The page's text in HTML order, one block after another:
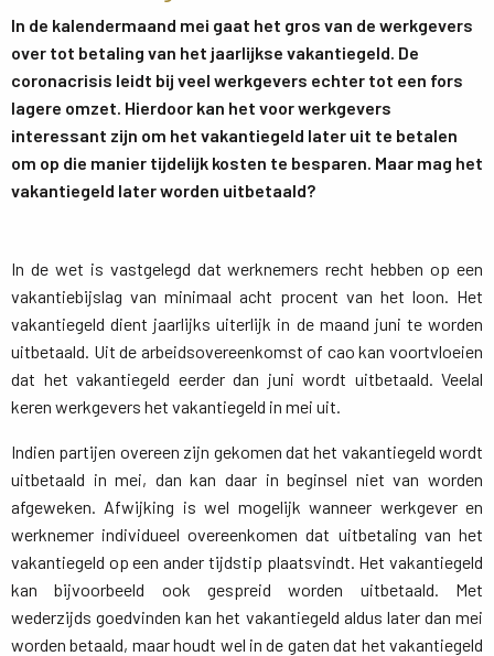
In de kalendermaand mei gaat het gros van de werkgevers
over tot betaling van het jaarlijkse vakantiegeld. De
coronacrisis leidt bij veel werkgevers echter tot een fors
lagere omzet. Hierdoor kan het voor werkgevers
interessant zijn om het vakantiegeld later uit te betalen
om op die manier tijdelijk kosten te besparen. Maar mag het
vakantiegeld later worden uitbetaald?
In de wet is vastgelegd dat werknemers recht hebben op een
vakantiebijslag van minimaal acht procent van het loon. Het
vakantiegeld dient jaarlijks uiterlijk in de maand juni te worden
uitbetaald. Uit de arbeidsovereenkomst of cao kan voortvloeien
dat het vakantiegeld eerder dan juni wordt uitbetaald. Veelal
keren werkgevers het vakantiegeld in mei uit.
Indien partijen overeen zijn gekomen dat het vakantiegeld wordt
uitbetaald in mei, dan kan daar in beginsel niet van worden
afgeweken. Afwijking is wel mogelijk wanneer werkgever en
werknemer individueel overeenkomen dat uitbetaling van het
vakantiegeld op een ander tijdstip plaatsvindt. Het vakantiegeld
kan bijvoorbeeld ook gespreid worden uitbetaald. Met
wederzijds goedvinden kan het vakantiegeld aldus later dan mei
worden betaald, maar houdt wel in de gaten dat het vakantiegeld